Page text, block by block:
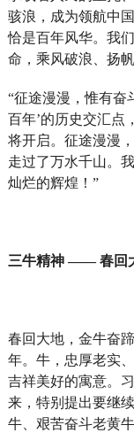
骇浪，成为领航中
恰是百年风华。我
命，乘风破浪、扬
“征途漫漫，惟有奋
百年’的历史交汇点
将开启。征途漫漫
走过了万水千山。
灿烂的辉煌！”
三牛精神 —— 春回
春回大地，金牛奋
年。牛，忠厚老实
吉祥美好的寓意。
来，特别提出要继
牛、艰苦奋斗老黄